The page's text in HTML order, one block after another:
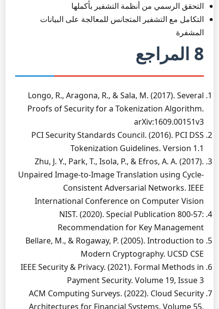
التحقق الرسمي من أنظمة التشفير بأكملها
التكامل مع التشفير المتجانس للمعالجة على البيانات
المشفرة
8 المراجع
Longo, R., Aragona, R., & Sala, M. (2017). Several
Proofs of Security for a Tokenization Algorithm.
arXiv:1609.00151v3
PCI Security Standards Council. (2016). PCI DSS
Tokenization Guidelines. Version 1.1
Zhu, J. Y., Park, T., Isola, P., & Efros, A. A. (2017).
Unpaired Image-to-Image Translation using Cycle-
Consistent Adversarial Networks. IEEE
International Conference on Computer Vision
NIST. (2020). Special Publication 800-57:
Recommendation for Key Management
Bellare, M., & Rogaway, P. (2005). Introduction to
Modern Cryptography. UCSD CSE
IEEE Security & Privacy. (2021). Formal Methods in
Payment Security. Volume 19, Issue 3
ACM Computing Surveys. (2022). Cloud Security
Architectures for Financial Systems. Volume 55,